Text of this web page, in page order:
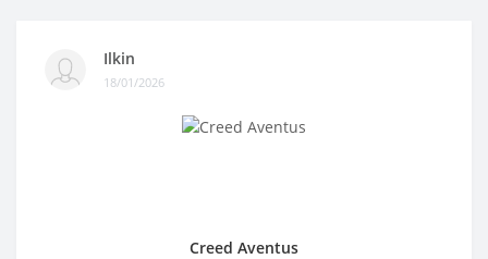
Ilkin
18/01/2026
Creed Aventus